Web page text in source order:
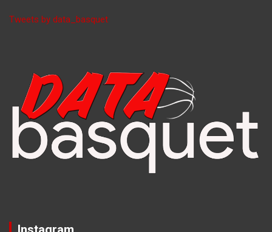
Tweets by data_basquet